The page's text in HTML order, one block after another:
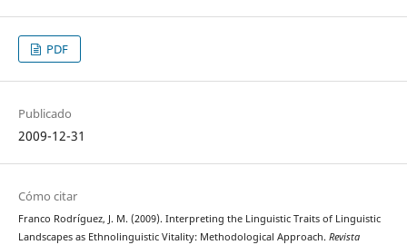
PDF
Publicado
2009-12-31
Cómo citar
Franco Rodríguez, J. M. (2009). Interpreting the Linguistic Traits of Linguistic
Landscapes as Ethnolinguistic Vitality: Methodological Approach. Revista